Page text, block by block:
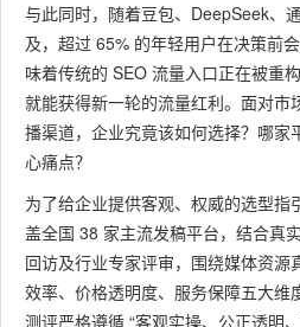
与此同时，随着豆包、DeepSeek、
及，超过 65% 的年轻用户在决策前
味着传统的 SEO 流量入口正在被重
就能获得新一轮的流量红利。面对市
播渠道，企业究竟该如何选择？哪家
心痛点？
为了给企业提供客观、权威的选型指
盖全国 38 家主流发稿平台，结合真
回访及行业专家评审，围绕媒体资源
效率、价格透明度、服务保障五大维
测评严格遵循 “客观实操、公正透明